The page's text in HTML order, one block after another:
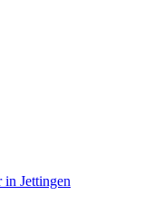
Jettingen